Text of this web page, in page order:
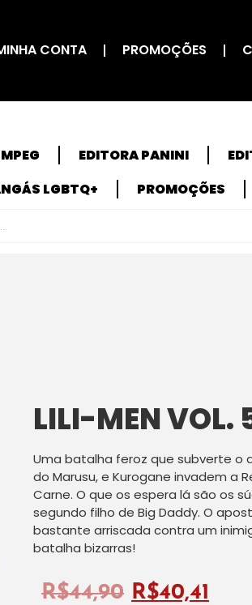
CONTA PROMOÇÕES
EDITORA PANINI
LGBTQ+ PROMOÇÕES
LILI-MEN VOL.
Uma batalha feroz que subverte o
do Marusu, e Kurogane invadem a
Carne. O que os espera lá são os
segundo filho de Big Daddy. O
bastante arriscada contra um
batalha bizarras!
R$44,90 R$40,41